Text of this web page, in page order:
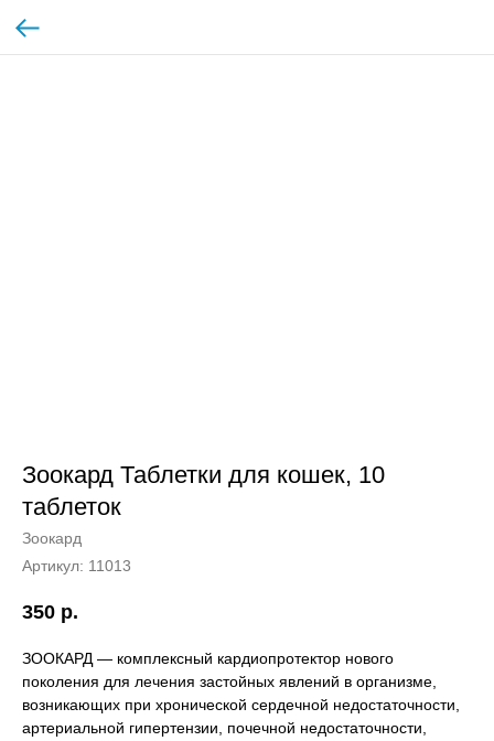
Зоокард Таблетки для кошек, 10
таблеток
Зоокард
Артикул: 11013
350 р.
ЗООКАРД — комплексный кардиопротектор нового
поколения для лечения застойных явлений в организме,
возникающих при хронической сердечной недостаточности,
артериальной гипертензии, почечной недостаточности,